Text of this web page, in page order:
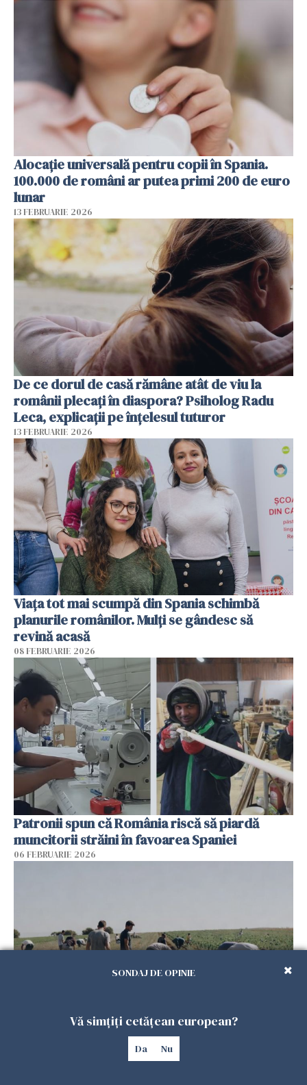
Alocație universală pentru copii în Spania.
100.000 de români ar putea primi 200 de euro
lunar
13 FEBRUARIE 2026
De ce dorul de casă rămâne atât de viu la
românii plecați în diaspora? Psiholog Radu
Leca, explicații pe înțelesul tuturor
13 FEBRUARIE 2026
Viața tot mai scumpă din Spania schimbă
planurile românilor. Mulți se gândesc să
revină acasă
08 FEBRUARIE 2026
Patronii spun că România riscă să piardă
muncitorii străini în favoarea Spaniei
06 FEBRUARIE 2026
Muncitori români exploatați de clanul „Muti”
în Spania: 17 arestări în urma unui raid al
SONDAJ DE OPINIE
Vă simțiți cetățean european?
Da Nu